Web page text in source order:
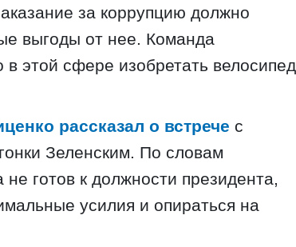
за коррупцию должно
выгоды от нее. Команда
в этой сфере изобретать велосипед
рассказал о встрече с
Зеленским. По словам
готов к должности президента,
усилия и опираться на